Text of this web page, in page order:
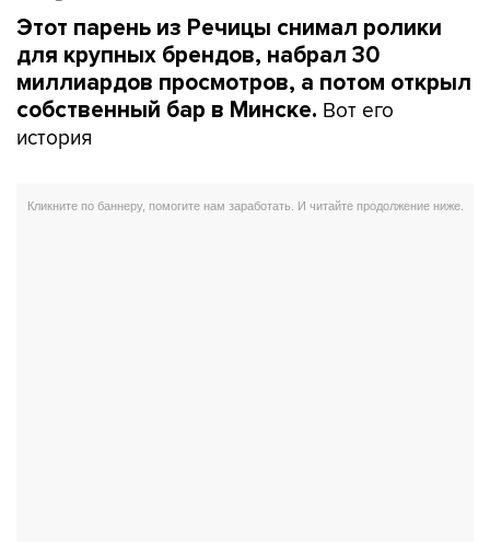
Этот парень из Речицы снимал ролики
для крупных брендов, набрал 30
миллиардов просмотров, а потом открыл
собственный бар в Минске. Вот его
история